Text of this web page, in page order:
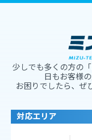
少しでも多くの方の
日もお客様
お困りでしたら、ぜ
対応エリア